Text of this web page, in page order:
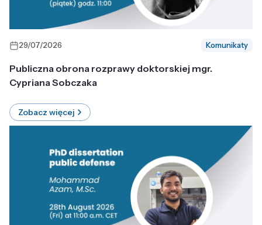
29/07/2026 Komunikaty
Publiczna obrona rozprawy doktorskiej mgr.
Cypriana Sobczaka
Zobacz więcej